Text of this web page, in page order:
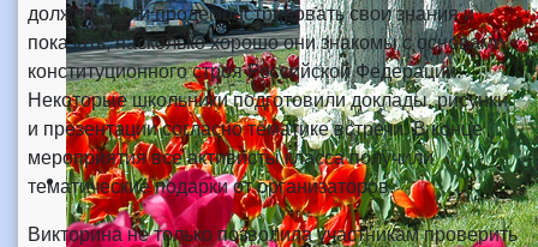
должны были продемонстрировать свои знания и
показать, насколько хорошо они знакомы с основами
конституционного строя Российской Федерации.
Некоторые школьники подготовили доклады, рисунки
и презентации согласно тематике встречи. В конце
мероприятия все активисты класса получили
тематические подарки от организаторов.
Викторина не только позволила участникам проверить